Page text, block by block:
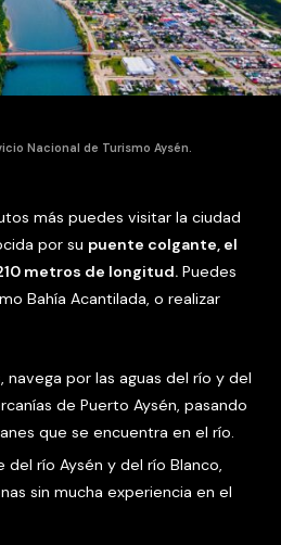
Nacional de Turismo Aysén.
más puedes visitar la ciudad
por su puente colgante, el
metros de longitud. Puedes
Bahía Acantilada, o realizar
, navega por las aguas del río y del
de Puerto Aysén, pasando
que se encuentra en el río.
del río Aysén y del río Blanco,
sin mucha experiencia en el